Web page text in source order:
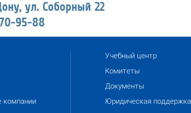
ул. Соборный 22
95-88
компании
Учебный центр
Комитеты
Документы
Юридическая поддержка